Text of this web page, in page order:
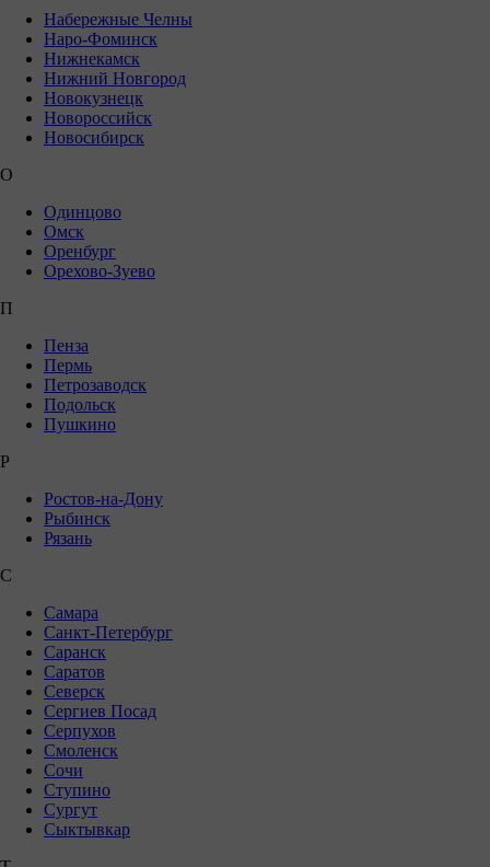
Набережные Челны
Наро-Фоминск
Нижнекамск
Нижний Новгород
Новокузнецк
Новороссийск
Новосибирск
О
Одинцово
Омск
Оренбург
Орехово-Зуево
П
Пенза
Пермь
Петрозаводск
Подольск
Пушкино
Р
Ростов-на-Дону
Рыбинск
Рязань
С
Самара
Санкт-Петербург
Саранск
Саратов
Северск
Сергиев Посад
Серпухов
Смоленск
Сочи
Ступино
Сургут
Сыктывкар